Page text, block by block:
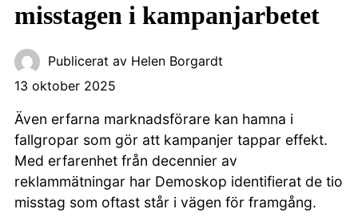
misstagen i kampanjarbetet
Publicerat av Helen Borgardt
13 oktober 2025
Även erfarna marknadsförare kan hamna i
fallgropar som gör att kampanjer tappar effekt.
Med erfarenhet från decennier av
reklammätningar har Demoskop identifierat de tio
misstag som oftast står i vägen för framgång.